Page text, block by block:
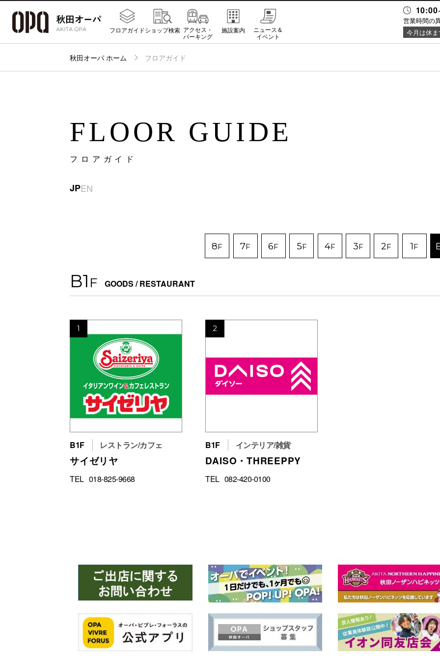
営業時間の
今月は休
フロアガイドショップ検索 アクセス・
パーキング
施設案内
ニュース＆
イベント
秋田オーパ ホーム フロアガイド
FLOOR GUIDE
フロアガイド
JPEN
8F 7F 6F 5F 4F 3F 2F 1F
B1 F GOODS / RESTAURANT
1
B1F レストラン/カフェ
サイゼリヤ
TEL 018-825-9668
2
B1F インテリア/雑貨
DAISO・THREEPPY
TEL 082‐420‐0100